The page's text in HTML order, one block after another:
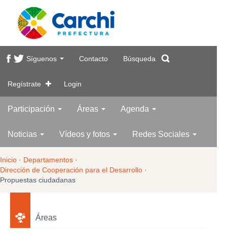
Síguenos Contacto Búsqueda
Regístrate Login
Participación Áreas Agenda
Noticias Vídeos y fotos Redes Sociales
Inicio · Departamentos ·
Dirección de Cooperación para el Desarrollo ·
Propuestas ciudadanas
Áreas